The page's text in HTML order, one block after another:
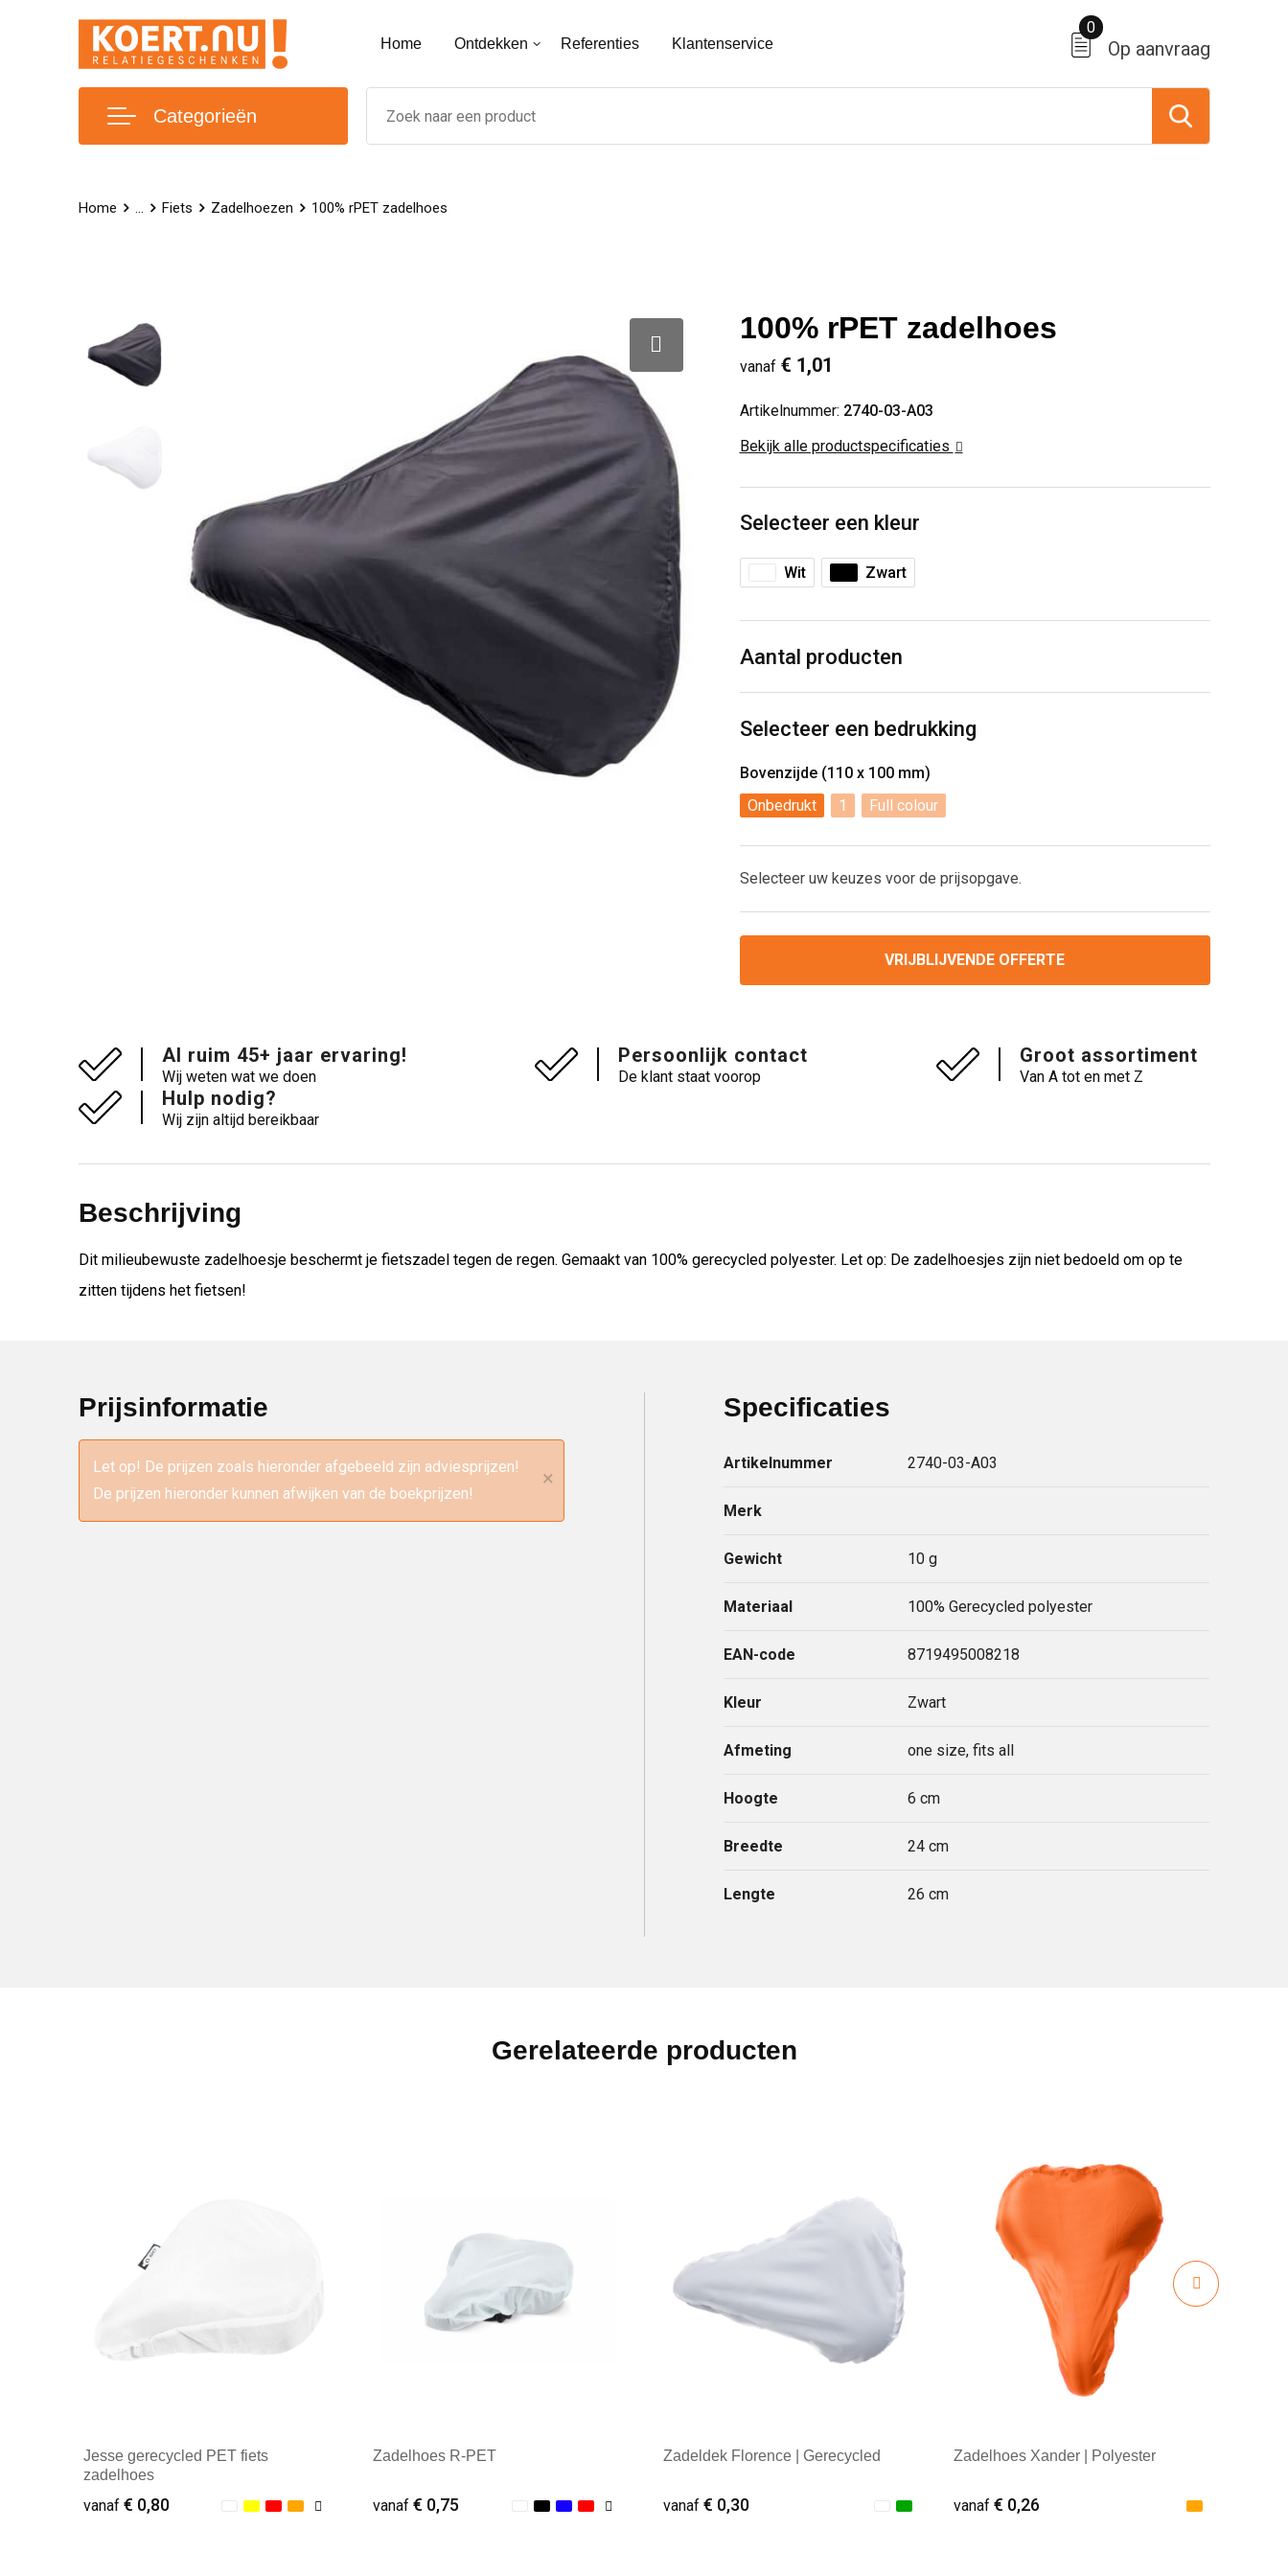
Home Ontdekken Referenties Klantenservice Op aanvraag
0
Categorieën
Home ... Fiets Zadelhoezen 100% rPET zadelhoes
100% rPET zadelhoes
vanaf € 1,01
Artikelnummer: 2740-03-A03
Bekijk alle productspecificaties
Selecteer een kleur
Wit Zwart
Aantal producten
Selecteer een bedrukking
Bovenzijde (110 x 100 mm)
Onbedrukt
1 Full colour
Selecteer uw keuzes voor de prijsopgave.
VRIJBLIJVENDE OFFERTE
Al ruim 45+ jaar ervaring!
Wij weten wat we doen
Persoonlijk contact
De klant staat voorop
Groot assortiment
Van A tot en met Z
Hulp nodig?
Wij zijn altijd bereikbaar
Beschrijving
Dit milieubewuste zadelhoesje beschermt je fietszadel tegen de regen. Gemaakt van 100% gerecycled polyester. Let op: De zadelhoesjes zijn niet bedoeld om op te
zitten tijdens het fietsen!
Prijsinformatie
Let op! De prijzen zoals hieronder afgebeeld zijn adviesprijzen!
De prijzen hieronder kunnen afwijken van de boekprijzen!
×
Specificaties
Artikelnummer 2740-03-A03
Merk
Gewicht 10 g
Materiaal 100% Gerecycled polyester
EAN-code 8719495008218
Kleur Zwart
Afmeting one size, fits all
Hoogte 6 cm
Breedte 24 cm
Lengte 26 cm
Gerelateerde producten
Jesse gerecycled PET fiets
zadelhoes
vanaf € 0,80
Zadelhoes R-PET
vanaf€ 0,75
Zadeldek Florence | Gerecycled
vanaf € 0,30
Zadelhoes Xander | Polyester
vanaf € 0,26